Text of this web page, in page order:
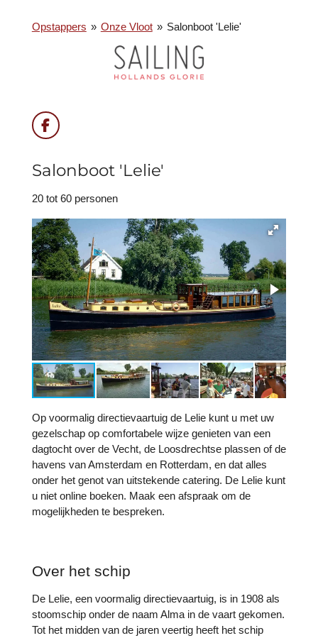
Opstappers » Onze Vloot » Salonboot 'Lelie'
F
e
o
k
Salonboot 'Lelie'
20 tot 60 personen
Op voormalig directievaartuig de Lelie kunt u met uw
gezelschap op comfortabele wijze genieten van een
dagtocht over de Vecht, de Loosdrechtse plassen of de
havens van Amsterdam en Rotterdam, en dat alles
onder het genot van uitstekende catering. De Lelie kunt
u niet online boeken. Maak een afspraak om de
mogelijkheden te bespreken.
Over het schip
De Lelie, een voormalig directievaartuig, is in 1908 als
stoomschip onder de naam Alma in de vaart gekomen.
Tot het midden van de jaren veertig heeft het schip